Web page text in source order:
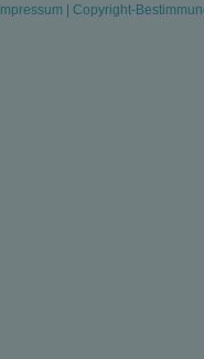
Impressum Copyright-